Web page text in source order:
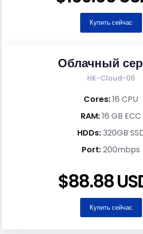
Купить сейчас
Облачный
HK-Cloud-06
Cores:16 CPU
RAM:16 GB ECC
HDDs:320GB
Port:200mbps
$88.88
Купить сейчас